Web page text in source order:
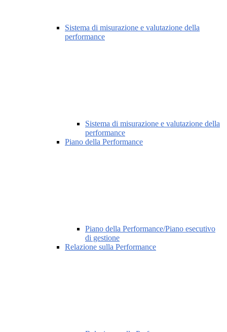
Sistema di misurazione e valutazione della
performance
Sistema di misurazione e valutazione della
performance
Piano della Performance
Piano della Performance/Piano esecutivo
di gestione
Relazione sulla Performance